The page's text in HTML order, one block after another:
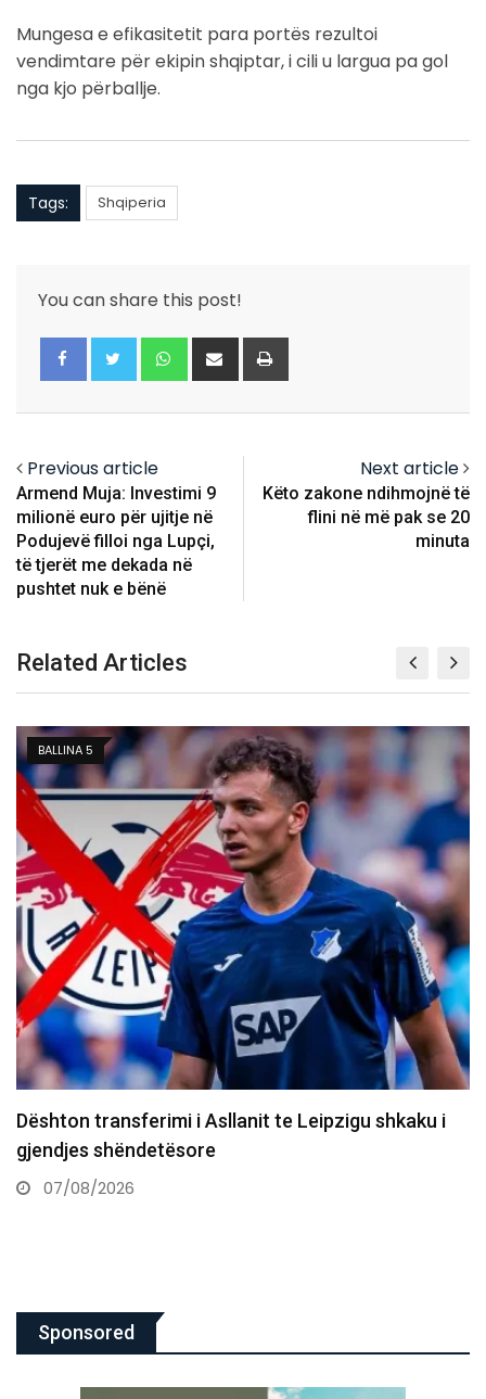
Mungesa e efikasitetit para portës rezultoi
vendimtare për ekipin shqiptar, i cili u largua pa gol
nga kjo përballje.
Tags: Shqiperia
You can share this post!
Whatsapp
Share
via
Previous article
Armend Muja: Investimi 9
milionë euro për ujitje në
Podujevë filloi nga Lupçi,
të tjerët me dekada në
pushtet nuk e bënë
Next article
Këto zakone ndihmojnë të
flini në më pak se 20
minuta
Related Articles
BALLINA 5
10 vjet nga e arta historike e Majlinda Kelmendit
në…
07/08/2026
Sponsored